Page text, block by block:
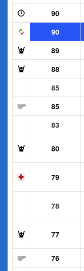
90
90
89
88
85
85
83
80
79
78
77
76